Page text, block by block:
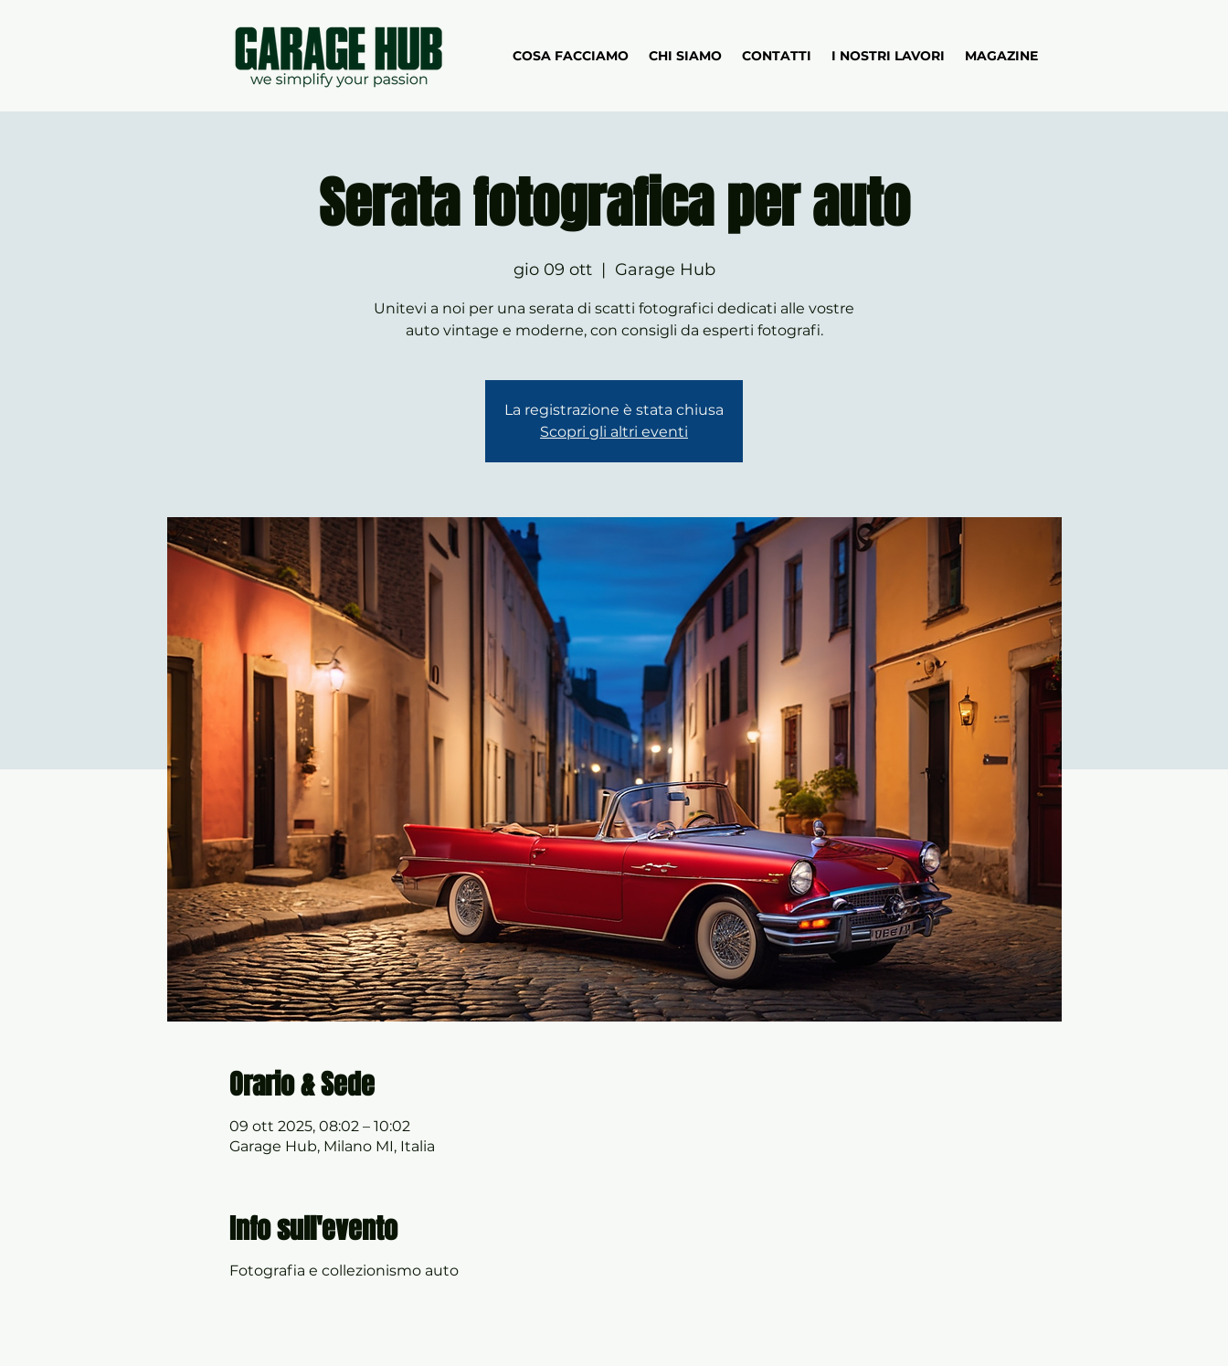
COSA FACCIAMO CHI SIAMO CONTATTI I NOSTRI LAVORI MAGAZINE
Serata fotografica per auto
gio 09 ott
  |
Garage Hub
Unitevi a noi per una serata di scatti fotografici dedicati alle vostre
auto vintage e moderne, con consigli da esperti fotografi.
La registrazione è stata chiusa
Scopri gli altri eventi
Orario & Sede
09 ott 2025, 08:02 – 10:02
Garage Hub, Milano MI, Italia
Info sull'evento
Fotografia e collezionismo auto